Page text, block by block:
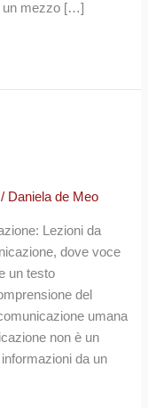
un mezzo […]
/ Daniela de Meo
Lezioni da
dove voce
un testo
del
umana
non è un
da un